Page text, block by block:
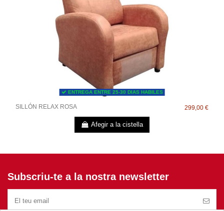
ENTREGA ENTRE 25-30 DIAS HABILES
SILLÓN RELAX ROSA 299,00 €
Afegir a la cistella
Subscriu-te a la nostra newsletter